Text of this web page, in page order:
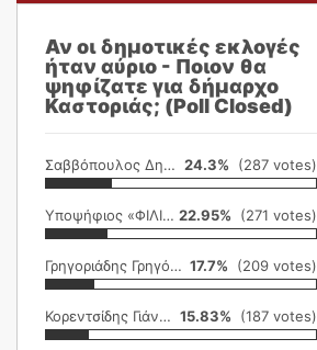
Αν οι δημοτικές εκλογές
ήταν αύριο - Ποιον θα
ψηφίζατε για δήμαρχο
Καστοριάς; (Poll Closed)
Σαββόπουλος Δημήτρης 24.3% (287 votes)
Υποψήφιος «ΦΙΛΙΚΗ ΕΤΑΙΡΕΙΑ» 22.95% (271 votes)
Γρηγοριάδης Γρηγόρης 17.7% (209 votes)
Κορεντσίδης Γιάννης 15.83% (187 votes)